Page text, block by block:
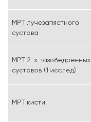
МРТ лучезапястного
сустава
МРТ 2-х тазобедренных
суставов (1 исслед)
МРТ кисти